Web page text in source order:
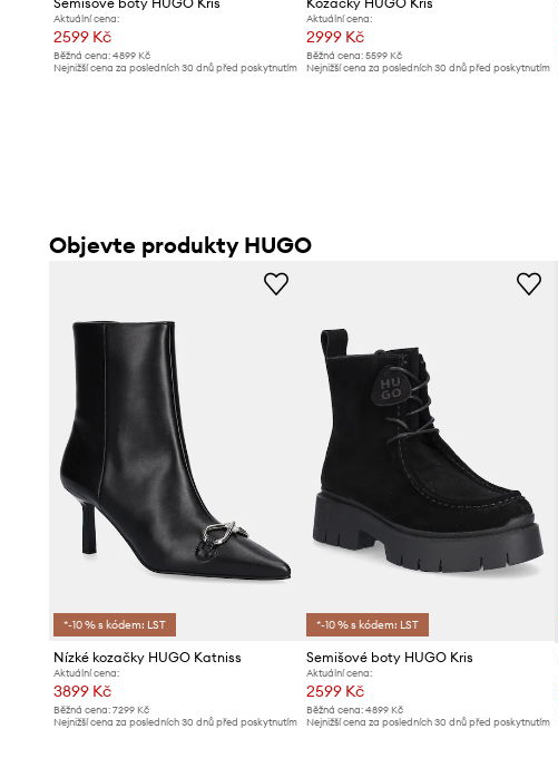
Aktuální cena:
2599 Kč
Běžná cena: 4899 Kč
Nejnižší cena za posledních 30 dnů před poskytnutím
Aktuální cena:
2999 Kč
Běžná cena:5599 Kč
Nejnižší cena za posledních 30 dnů před poskytnutím
Objevte produkty HUGO
*-10 % s kódem: LST
Nízké kozačky HUGO Katniss
Aktuální cena:
3899 Kč
Běžná cena: 7299 Kč
Nejnižší cena za posledních 30 dnů před poskytnutím
*-10 % s kódem: LST
Semišové boty HUGO Kris
Aktuální cena:
2599 Kč
Běžná cena:4899 Kč
Nejnižší cena za posledních 30 dnů před poskytnutím